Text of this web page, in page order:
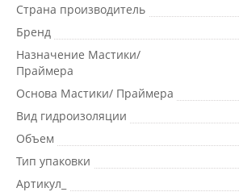
Страна производитель
Бренд
Назначение Мастики/
Праймера
Основа Мастики/ Праймера
Вид гидроизоляции
Объем
Тип упаковки
Артикул_